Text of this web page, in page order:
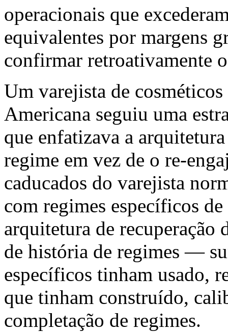
operacionais que
equivalentes por margens
confirmar retroativamente
Um varejista de
Americana seguiu uma
que enfatizava a
regime em vez de o re-
caducados do varejista
com regimes específicos
arquitetura de recuperação
de história de regimes —
específicos tinham usado,
que tinham construído,
completação de regimes.